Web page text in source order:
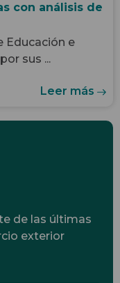
con análisis de
Educación e
sus ...
Leer más
de las últimas
exterior